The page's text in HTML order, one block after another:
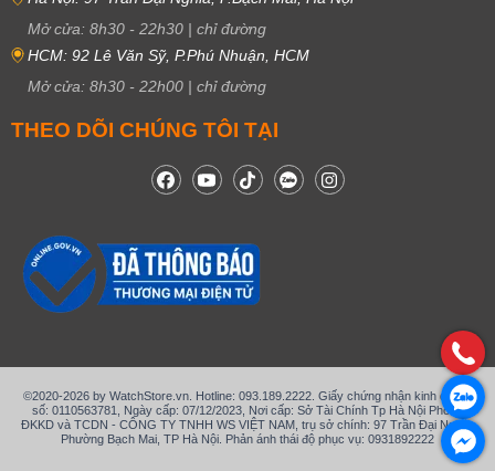
Mở cửa: 8h30 - 22h30 | chỉ đường
HCM: 92 Lê Văn Sỹ, P.Phú Nhuận, HCM
Mở cửa: 8h30 - 22h00 | chỉ đường
THEO DÕI CHÚNG TÔI TẠI
©2020-2026 by WatchStore.vn. Hotline: 093.189.2222. Giấy chứng nhận kinh doanh
số: 0110563781, Ngày cấp: 07/12/2023, Nơi cấp: Sở Tài Chính Tp Hà Nội Phòng
ĐKKD và TCDN - CÔNG TY TNHH WS VIỆT NAM, trụ sở chính: 97 Trần Đại Nghĩa,
Phường Bạch Mai, TP Hà Nội. Phản ánh thái độ phục vụ: 0931892222